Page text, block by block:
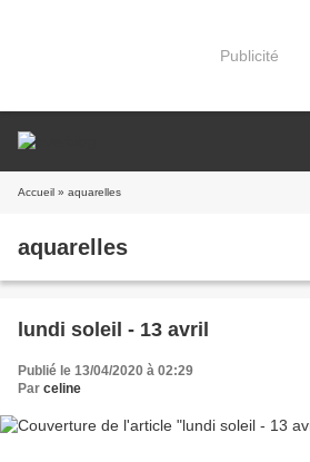
Publicité
Accueil » aquarelles
aquarelles
lundi soleil - 13 avril
Publié le 13/04/2020 à 02:29
Par celine